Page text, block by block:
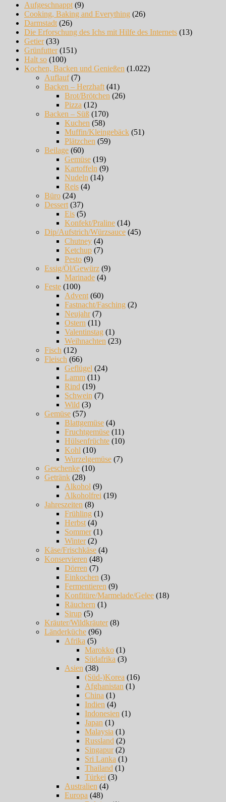
Aufgeschnappt(9)
Cooking, Baking and Everything (26)
Darmstadt(26)
Die Erforschung des Ichs mit Hilfe des Internets (13)
Getier(33)
Grünfutter(151)
Halt so (100)
Kochen, Backen und Genießen (1.022)
Auflauf(7)
Backen – Herzhaft(41)
Brot/Brötchen (26)
Pizza (12)
Backen – Süß (170)
Kuchen (58)
Muffin/Kleingebäck (51)
Plätzchen (59)
Beilage (60)
Gemüse (19)
Kartoffeln (9)
Nudeln (14)
Reis (4)
Büro (24)
Dessert(37)
Eis (5)
Konfekt/Praline (14)
Dip/Aufstrich/Würzsauce (45)
Chutney (4)
Ketchup (7)
Pesto (9)
Essig/Öl/Gewürz (9)
Marinade (4)
Feste (100)
Advent(60)
Fastnacht/Fasching (2)
Neujahr(7)
Ostern (11)
Valentinstag (1)
Weihnachten (23)
Fisch (12)
Fleisch (66)
Geflügel (24)
Lamm (11)
Rind (19)
Schwein (7)
Wild (3)
Gemüse (57)
Blattgemüse (4)
Fruchtgemüse (11)
Hülsenfrüchte (10)
Kohl (10)
Wurzelgemüse (7)
Geschenke (10)
Getränk (28)
Alkohol (9)
Alkoholfrei (19)
Jahreszeiten (8)
Frühling (1)
Herbst(4)
Sommer(1)
Winter(2)
Käse/Frischkäse (4)
Konservieren (48)
Dörren (7)
Einkochen (3)
Fermentieren (9)
Konfitüre/Marmelade/Gelee (18)
Räuchern (1)
Sirup (5)
Kräuter/Wildkräuter(8)
Länderküche (96)
Afrika (5)
Marokko (1)
Südafrika (3)
Asien (38)
(Süd-)Korea (16)
Afghanistan (1)
China (1)
Indien (4)
Indonesien (1)
Japan (1)
Malaysia (1)
Russland (2)
Singapur(2)
Sri Lanka (1)
Thailand (1)
Türkei (3)
Australien (4)
Europa (48)